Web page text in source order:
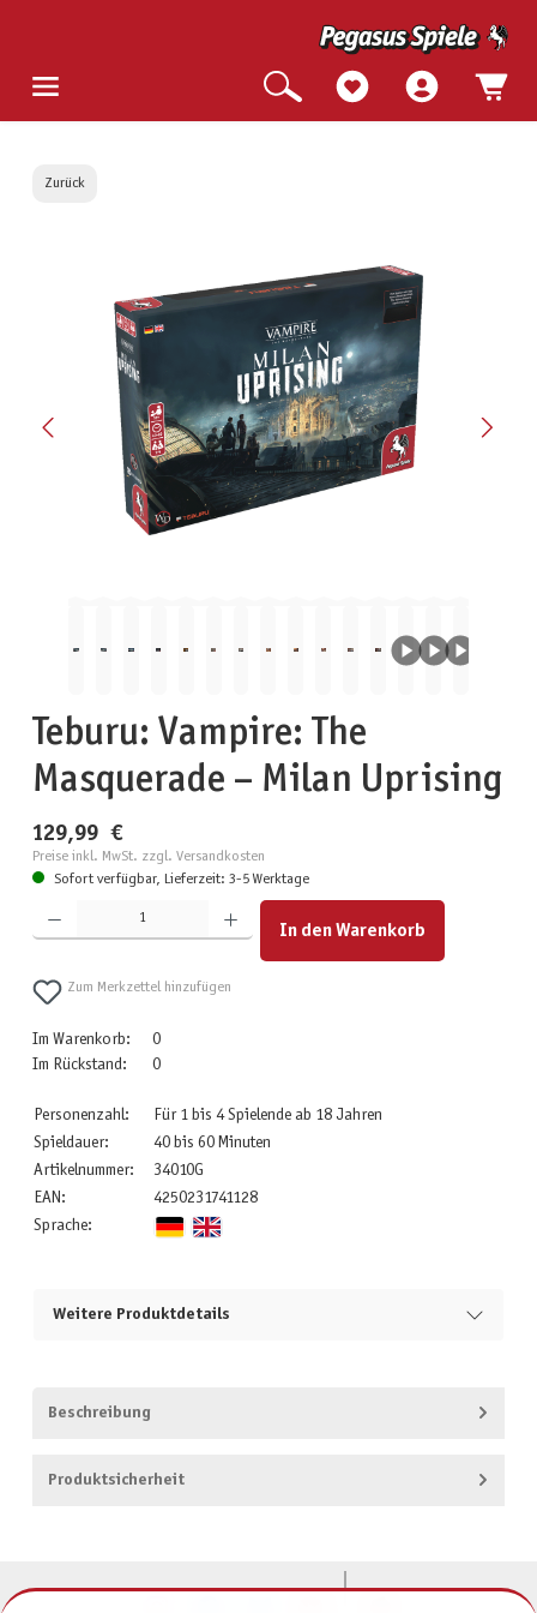
Zurück
Teburu: Vampire: The
Masquerade – Milan Uprising
129,99 €
Preise inkl. MwSt. zzgl. Versandkosten
Sofort verfügbar, Lieferzeit: 3-5 Werktage
Produkt Anzahl: Gib den gewünschten Wert ein oder benutze die Schaltflächen um die Anzahl zu
In den Warenkorb
Zum Merkzettel hinzufügen
Im Warenkorb:
0
Im Rückstand:
0
Personenzahl:
Für 1 bis 4 Spielende ab 18 Jahren
Spieldauer:
40 bis 60 Minuten
Artikelnummer:
34010G
EAN:
4250231741128
Sprache:
Weitere Produktdetails
Beschreibung
Produktsicherheit